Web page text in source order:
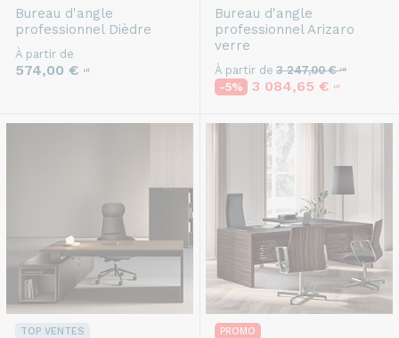
Bureau d'angle
professionnel Dièdre
À partir de
574,00 € HT
Bureau d'angle
professionnelArizaro
verre
À partir de 3 247,00 €HT
-5% 3 084,65 € HT
TOP VENTES PROMO